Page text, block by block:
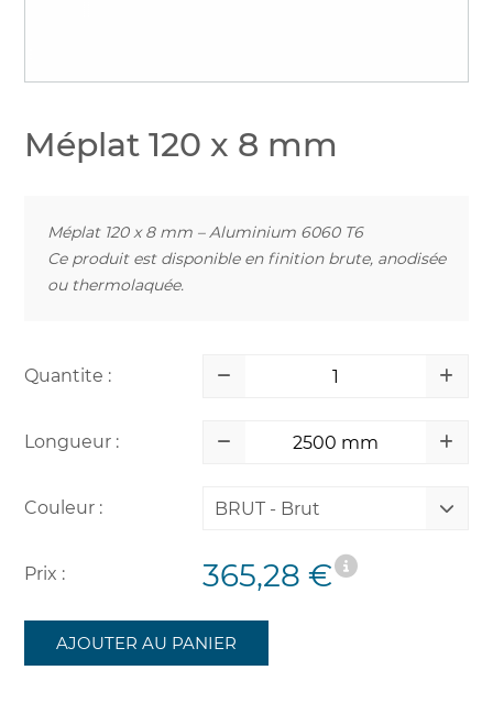
Méplat 120 x 8 mm
Méplat 120 x 8 mm – Aluminium 6060 T6
Ce produit est disponible en finition brute, anodisée
ou thermolaquée.
Quantite :
Longueur :
Couleur : BRUT - Brut
Prix : 365,28 €
AJOUTER AU PANIER